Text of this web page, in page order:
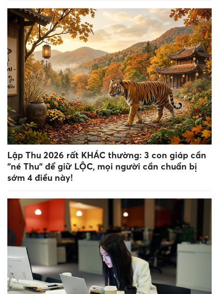
Lập Thu 2026 rất KHÁC thường: 3 con giáp cần
"né Thu" để giữ LỘC, mọi người cần chuẩn bị
sớm 4 điều này!